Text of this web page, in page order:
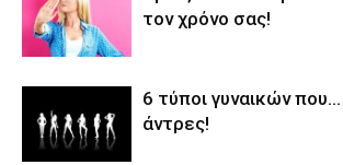
τον χρόνο σας!
6 τύποι γυναικών
άντρες!